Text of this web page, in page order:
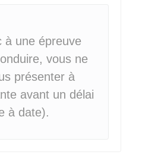
à une épreuve
vous ne
présenter à
avant un délai
à date).